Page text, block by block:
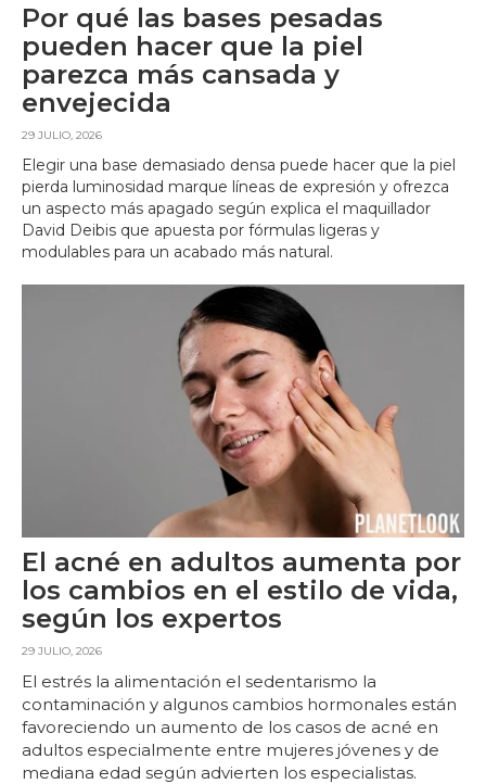
Por qué las bases pesadas
pueden hacer que la piel
parezca más cansada y
envejecida
29 JULIO, 2026
Elegir una base demasiado densa puede hacer que la piel
pierda luminosidad marque líneas de expresión y ofrezca
un aspecto más apagado según explica el maquillador
David Deibis que apuesta por fórmulas ligeras y
modulables para un acabado más natural.
El acné en adultos aumenta por
los cambios en el estilo de vida,
según los expertos
29 JULIO, 2026
El estrés la alimentación el sedentarismo la
contaminación y algunos cambios hormonales están
favoreciendo un aumento de los casos de acné en
adultos especialmente entre mujeres jóvenes y de
mediana edad según advierten los especialistas.